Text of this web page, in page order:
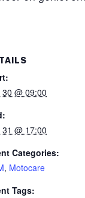
30 @ 09:00
31 @ 17:00
Categories:
, Motocare
Tags: